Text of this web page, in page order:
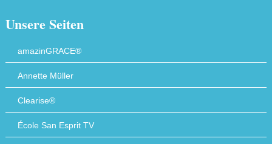
Unsere Seiten
amazinGRACE®
Annette Müller
Clearise®
École San Esprit TV